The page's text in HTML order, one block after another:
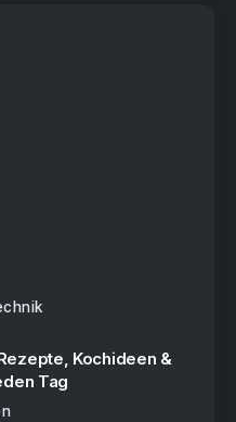
Kochideen &
Tag